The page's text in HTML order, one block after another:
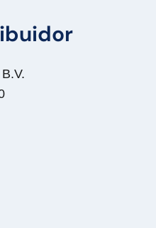
3 Platte oplegger